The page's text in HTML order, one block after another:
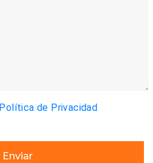
Política de Privacidad
Enviar